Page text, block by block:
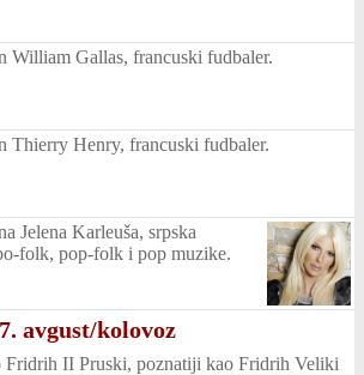
William Gallas, francuski fudbaler.
Thierry Henry, francuski fudbaler.
Jelena Karleuša, srpska
folk, pop-folk i pop muzike.
avgust/kolovoz
Fridrih II Pruski, poznatiji kao Fridrih Veliki